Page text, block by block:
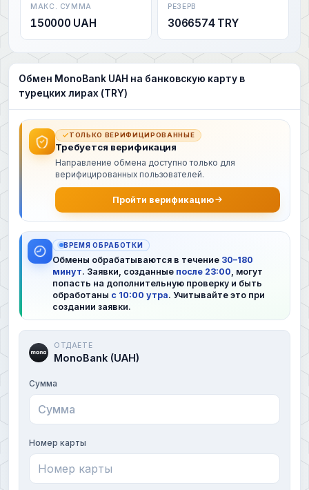
МАКС. СУММА
150000 UAH
РЕЗЕРВ
3066574 TRY
Обмен MonoBank UAH на банковскую карту в
турецких лирах (TRY)
ТОЛЬКО ВЕРИФИЦИРОВАННЫЕ
Требуется верификация
Направление обмена доступно только для
верифицированных пользователей.
Пройти верификацию
ВРЕМЯ ОБРАБОТКИ
Обмены обрабатываются в течение 30–180
минут. Заявки, созданные после 23:00 , могут
попасть на дополнительную проверку и быть
обработаны с 10:00 утра. Учитывайте это при
создании заявки.
ОТДАЕТЕ
MonoBank (UAH)
Сумма
Номер карты